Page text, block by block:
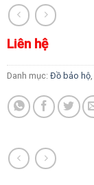
Liên hệ
Danh mục: Đồ bảo hộ,